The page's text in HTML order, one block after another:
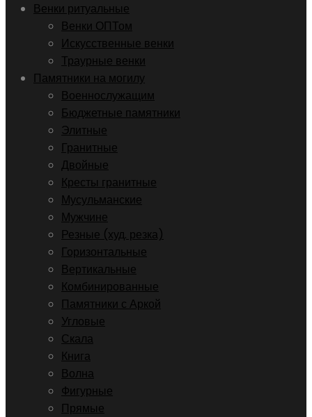
Венки ритуальные
Венки ОПТом
Искусственные венки
Траурные венки
Памятники на могилу
Военнослужащим
Бюджетные памятники
Элитные
Гранитные
Двойные
Кресты гранитные
Мусульманские
Мужчине
Резные (худ. резка)
Горизонтальные
Вертикальные
Комбинированные
Памятники с Аркой
Угловые
Скала
Книга
Волна
Фигурные
Прямые